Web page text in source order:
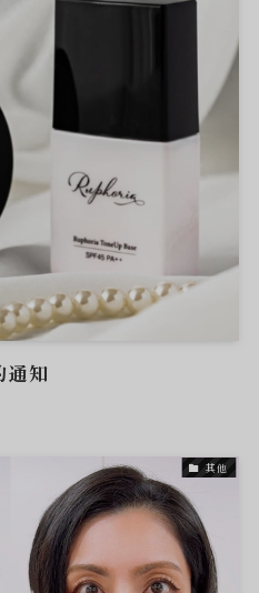
通知
其他